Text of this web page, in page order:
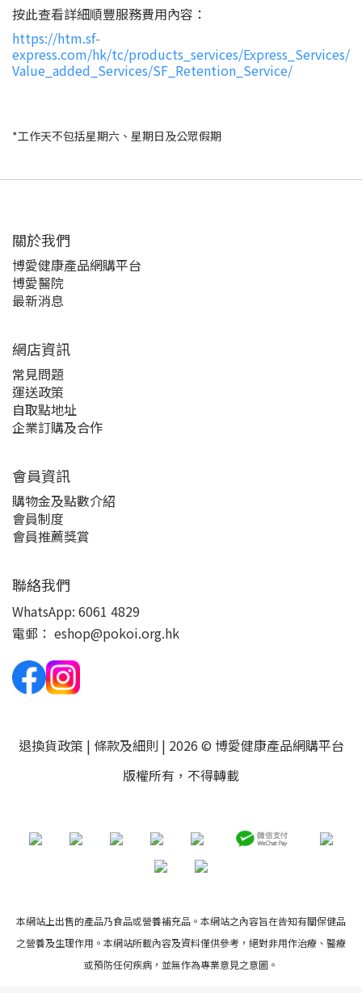
按此查看詳細順豐服務費用內容：
https://htm.sf-
express.com/hk/tc/products_services/Express_Services/
Value_added_Services/SF_Retention_Service/
*工作天不包括星期六、星期日及公眾假期
關於我們‎
博愛健康產品網購平台
博愛醫院
最新消息
網店資訊
常見問題
運送政策
自取點地址
企業訂購及合作
會員資訊
購物金及點數介紹
會員制度
會員推薦獎賞
聯絡我們
WhatsApp: 6061 4829
電郵： eshop@pokoi.org.hk
退換貨政策 | 條款及細則 | 2026 © 博愛健康產品網購平台
版權所有，不得轉載
本網站上出售的產品乃食品或營養補充品。本網站之內容旨在告知有關保健品
之營養及生理作用。本網站所載內容及資料僅供參考，絕對非用作治療、醫療
或預防任何疾病，並無作為專業意見之意圖。